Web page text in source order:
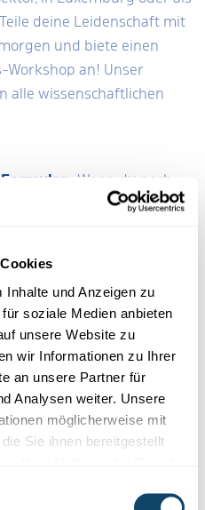
und Anzeigen zu
soziale Medien anbieten
unsere Website zu
wir Informationen zu Ihrer
an unsere Partner für
Analysen weiter. Unsere
möglicherweise mit
Sie ihnen bereitgestellt
deine Leidenschaft mit
und biete einen
Workshop an! Unser
alle wissenschaftlichen
. Wenn du noch
vom FNR benutzt